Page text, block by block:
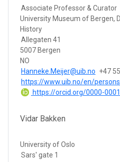
Associate Professor & Curator
University Museum of Bergen,
History
Allegaten 41
5007 Bergen
NO
Hanneke.Meijer@uib.no +47
https://www.uib.no/en/
https://orcid.org/0000-
Vidar Bakken
University of Oslo
Sars' gate 1